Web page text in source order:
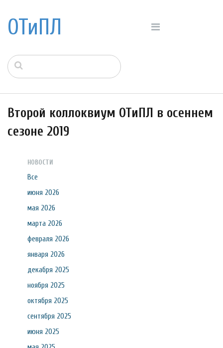
ОТиПЛ
Второй коллоквиум ОТиПЛ в осеннем
сезоне 2019
НОВОСТИ
Все
июня 2026
мая 2026
марта 2026
февраля 2026
января 2026
декабря 2025
ноября 2025
октября 2025
сентября 2025
июня 2025